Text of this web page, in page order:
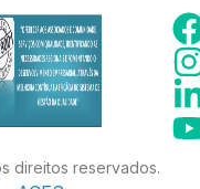
direitos reservados.